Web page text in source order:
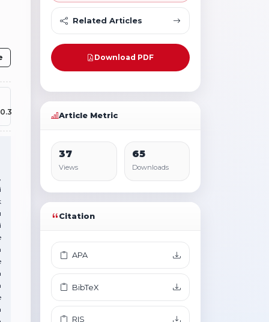
Related Articles
Download PDF
Article Metric
37
Views
65
Downloads
Citation
APA
BibTeX
RIS